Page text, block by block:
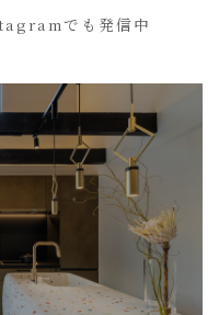
でも発信中